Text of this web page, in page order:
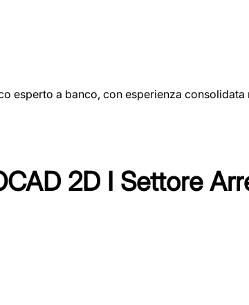
esperto a banco, con esperienza
2D I Settore